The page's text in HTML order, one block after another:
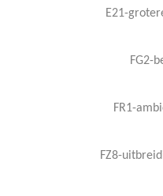
E21-
FG2-
FR1-
FZ8-